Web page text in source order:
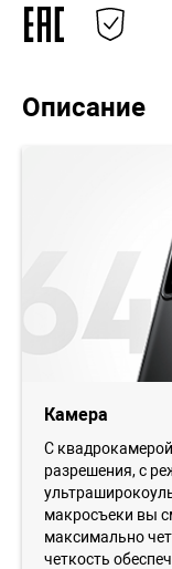
Описание
Камера
С
разрешения, с
макросъеки вы
максимально
четкость